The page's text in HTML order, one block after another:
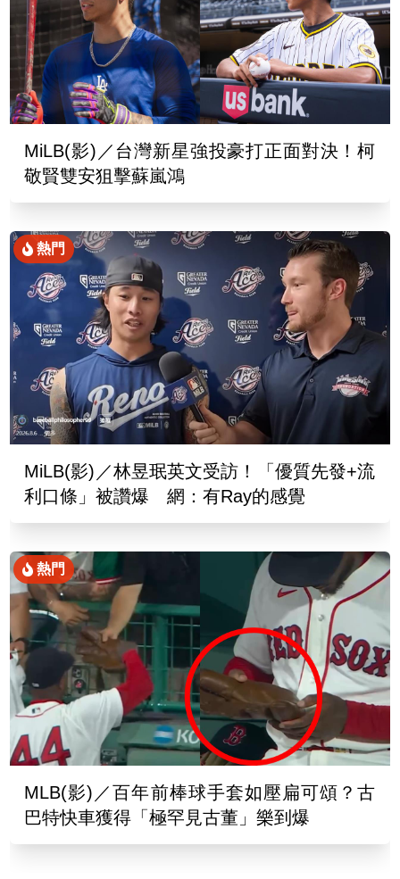
MiLB(影)／台灣新星強投豪打正面對決！柯
敬賢雙安狙擊蘇嵐鴻
熱門
MiLB(影)／林昱珉英文受訪！「優質先發+流
利口條」被讚爆 網：有Ray的感覺
熱門
MLB(影)／百年前棒球手套如壓扁可頌？古
巴特快車獲得「極罕見古董」樂到爆